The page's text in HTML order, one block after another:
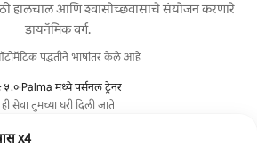
हालचाल आणि श्वासोच्छवासाचे संयोजन करणारे
डायनॅमिक वर्ग.
पद्धतीने भाषांतर केले आहे
५.०
,
·Palma मध्ये पर्सनल ट्रेनर
ही सेवा तुमच्या घरी दिली जाते
x4